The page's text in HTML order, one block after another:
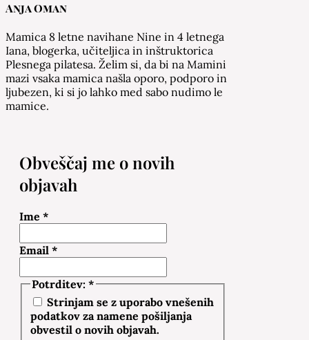
Anja Oman
Mamica 8 letne navihane Nine in 4 letnega
Iana, blogerka, učiteljica in inštruktorica
Plesnega pilatesa. Želim si, da bi na Mamini
mazi vsaka mamica našla oporo, podporo in
ljubezen, ki si jo lahko med sabo nudimo le
mamice.
Obveščaj me o novih
objavah
Ime *
Email *
Potrditev: *
Strinjam se z uporabo vnešenih
podatkov za namene pošiljanja
obvestil o novih objavah.